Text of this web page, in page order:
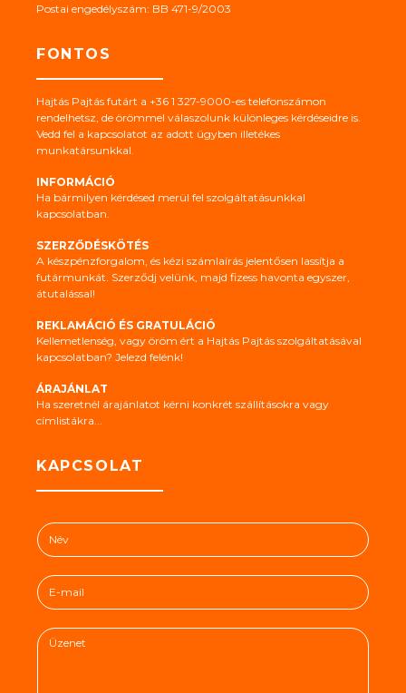
Postai engedélyszám: BB 471-9/2003
FONTOS
Hajtás Pajtás futárt a +36 1 327-9000-es telefonszámon
rendelhetsz, de örömmel válaszolunk különleges kérdéseidre is.
Vedd fel a kapcsolatot az adott ügyben illetékes
munkatársunkkal.
INFORMÁCIÓ
Ha bármilyen kérdésed merül fel szolgáltatásunkkal
kapcsolatban.
SZERZŐDÉSKÖTÉS
A készpénzforgalom, és kézi számlaírás jelentősen lassítja a
futármunkát. Szerződj velünk, majd fizess havonta egyszer,
átutalással!
REKLAMÁCIÓ ÉS GRATULÁCIÓ
Kellemetlenség, vagy öröm ért a Hajtás Pajtás szolgáltatásával
kapcsolatban? Jelezd felénk!
ÁRAJÁNLAT
Ha szeretnél árajánlatot kérni konkrét szállításokra vagy
címlistákra...
KAPCSOLAT
N
é
*E
-
a
Ü